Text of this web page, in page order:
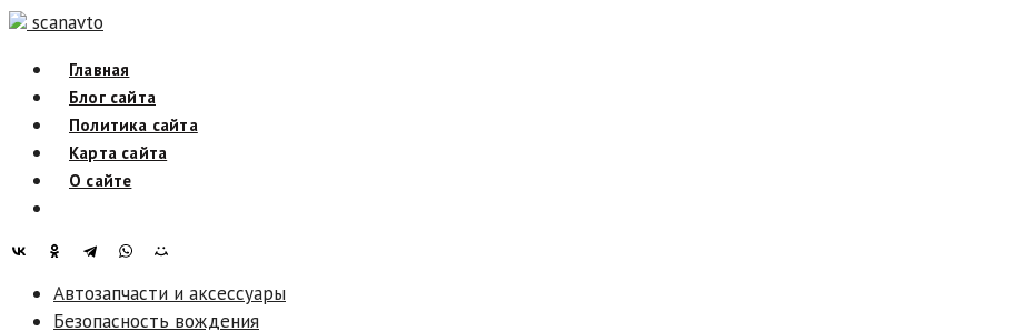
Skip
content
scanavto
Главная
Блог сайта
Политика сайта
Карта сайта
О сайте
Автозапчасти и аксессуары
Безопасность вождения